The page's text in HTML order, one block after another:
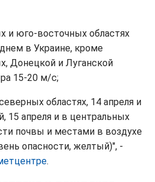
и юго-восточных областях
в Украине, кроме
Донецкой и Луганской
15-20 м/с;
областях, 14 апреля и
15 апреля и в центральных
почвы и местами в воздухе
опасности, желтый)", -
.